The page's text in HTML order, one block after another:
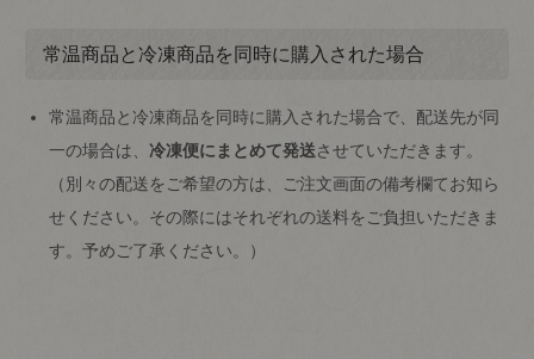
常温商品と冷凍商品を同時に購入された場合
常温商品と冷凍商品を同時に購入された場合で、配送先が同
一の場合は、冷凍便にまとめて発送させていただきます。
（別々の配送をご希望の方は、ご注文画面の備考欄てお知ら
せください。その際にはそれぞれの送料をご負担いただきま
す。予めご了承ください。）